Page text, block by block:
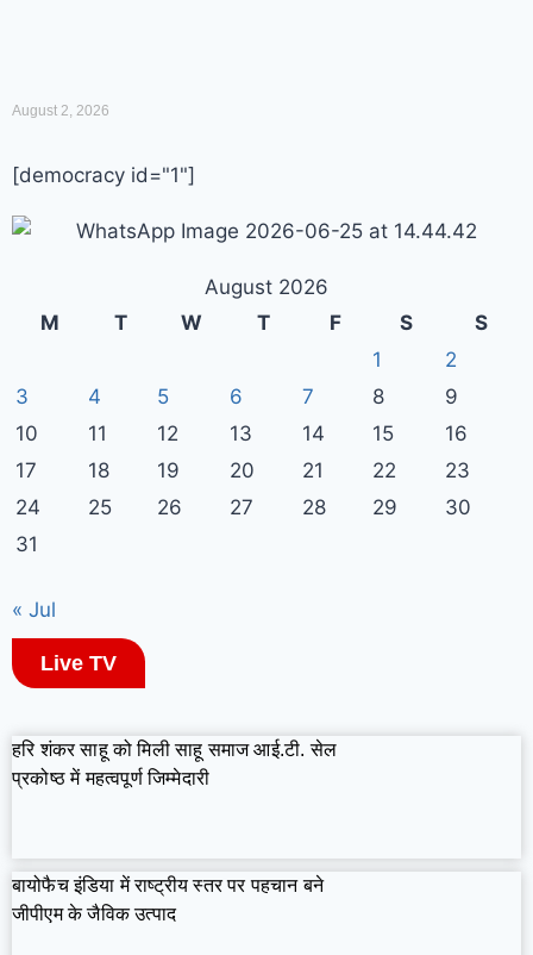
August 2, 2026
[democracy id="1"]
August 2026
M
T W T F S
S
1
2
3
4 5 6 7 8
9
10
11 12 13 14 15
16
17
18 19 20 21 22
23
24
25 26 27 28 29
30
31
« Jul
Live TV
हरि शंकर साहू को मिली साहू समाज आई.टी. सेल
प्रकोष्ठ में महत्वपूर्ण जिम्मेदारी
बायोफैच इंडिया में राष्ट्रीय स्तर पर पहचान बने
जीपीएम के जैविक उत्पाद